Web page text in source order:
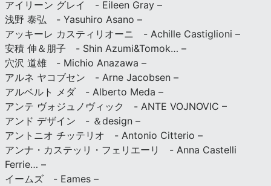
アイリーン グレイ - Eileen Gray –
浅野 泰弘 - Yasuhiro Asano –
アッキーレ カスティリオーニ - Achille Castiglioni –
安積 伸＆朋子 - Shin Azumi&Tomok… –
穴沢 道雄 - Michio Anazawa –
アルネ ヤコブセン - Arne Jacobsen –
アルベルト メダ - Alberto Meda –
アンテ ヴォジュノヴィック - ANTE VOJNOVIC –
アンド デザイン - ＆design –
アントニオ チッテリオ - Antonio Citterio –
アンナ・カステッリ・フェリエーリ - Anna Castelli
Ferrie… –
イームズ - Eames –